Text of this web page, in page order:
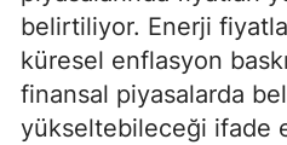
belirtiliyor. Enerji
küresel enflasyon
finansal piyasalarda
yükseltebileceği ifade